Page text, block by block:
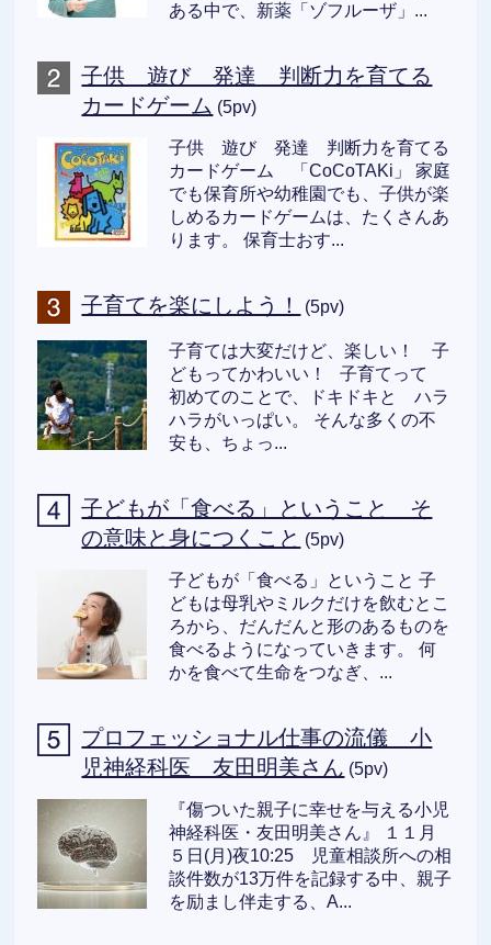
ある中で、新薬「ゾフルーザ」...
子供 遊び 発達 判断力を育てる
カードゲーム (5pv)
子供 遊び 発達 判断力を育てる
カードゲーム 「CoCoTAKi」 家庭
でも保育所や幼稚園でも、子供が楽
しめるカードゲームは、たくさんあ
ります。 保育士おす...
子育てを楽にしよう！ (5pv)
子育ては大変だけど、楽しい！ 子
どもってかわいい！ 子育てって
初めてのことで、ドキドキと ハラ
ハラがいっぱい。 そんな多くの不
安も、ちょっ...
子どもが「食べる」ということ そ
の意味と身につくこと (5pv)
子どもが「食べる」ということ 子
どもは母乳やミルクだけを飲むとこ
ろから、だんだんと形のあるものを
食べるようになっていきます。 何
かを食べて生命をつなぎ、...
プロフェッショナル仕事の流儀 小
児神経科医 友田明美さん (5pv)
『傷ついた親子に幸せを与える小児
神経科医・友田明美さん』 １１月
５日(月)夜10:25 児童相談所への相
談件数が13万件を記録する中、親子
を励まし伴走する、A...